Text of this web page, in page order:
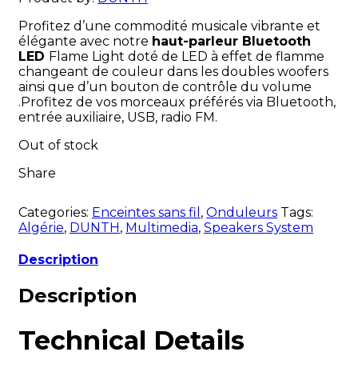
Profitez d’une commodité musicale vibrante et
élégante avec notre haut-parleur Bluetooth
LED Flame Light doté de LED à effet de flamme
changeant de couleur dans les doubles woofers
ainsi que d’un bouton de contrôle du volume
.Profitez de vos morceaux préférés via Bluetooth,
entrée auxiliaire, USB, radio FM.
Out of stock
Share
Categories: Enceintes sans fil , Onduleurs Tags:
Algérie, DUNTH, Multimedia, Speakers System
Description
Description
Technical Details